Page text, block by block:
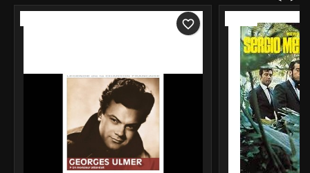
favorite_border